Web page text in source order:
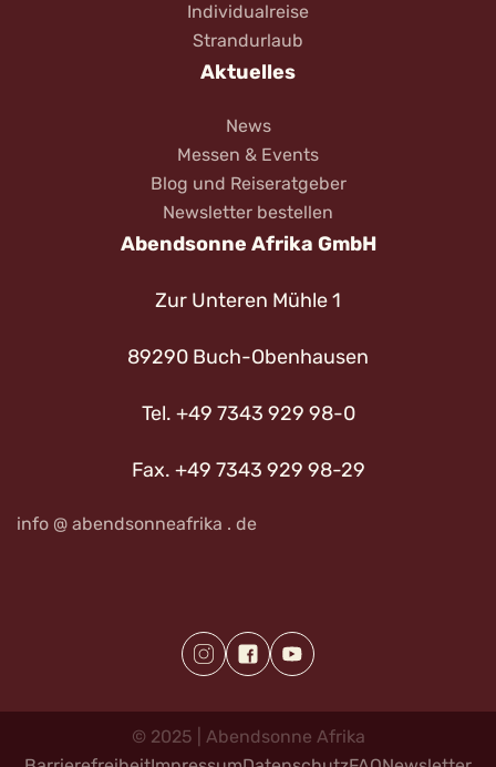
Individualreise
Strandurlaub
Aktuelles
News
Messen & Events
Blog und Reiseratgeber
Newsletter bestellen
Abendsonne Afrika GmbH
Zur Unteren Mühle 1
89290 Buch-Obenhausen
Tel. +49 7343 929 98-0
Fax. +49 7343 929 98-29
info @ abendsonneafrika . de
© 2025 Abendsonne Afrika